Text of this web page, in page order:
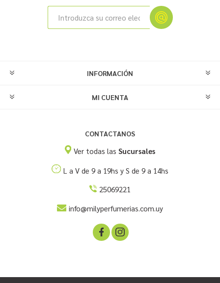
INFORMACIÓN
MI CUENTA
CONTACTANOS
Ver todas las Sucursales
L a V de 9 a 19hs y S de 9 a 14hs
25069221
info@milyperfumerias.com.uy